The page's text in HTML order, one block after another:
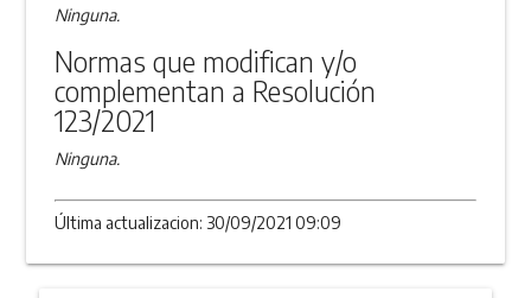
Ninguna.
Normas que modifican y/o
complementan a Resolución
123/2021
Ninguna.
Última actualizacion: 30/09/2021 09:09